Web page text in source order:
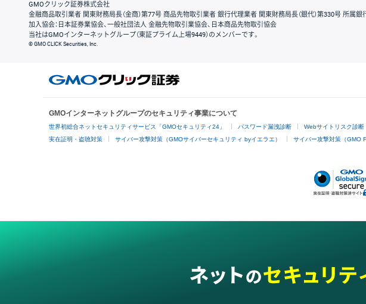
GMOクリック証券株式会社
金融商品取引業者 関東財務局長（金商）第77号 商品先物取引業者 銀行代理業者 関東財務局長（銀代）第330号 所属
加入協会：日本証券業協会、一般社団法人 金融先物取引業協会、日本商品先物取引協会
当社はGMOインターネットグループ（東証プライム上場9449）のメンバーです。
© GMO CLICK Securities, Inc.
GMOインターネットグループのセキュリティ事業について
世界初総合ネットセキュリティサービス「GMOセキュリティ24」 パスワード漏洩診断 Webサイトリスク診断
実在証明・盗聴対策 サイバー攻撃対策（GMOサイバーセキュリティ byイエラエ） サイバー攻撃対策（GMO